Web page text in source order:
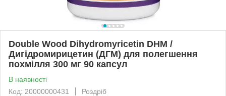
Double Wood Dihydromyricetin DHM /
Дигідромирицетин (ДГМ) для полегшення
похмілля 300 мг 90 капсул
В наявності
Код: 20000000431
Роздріб